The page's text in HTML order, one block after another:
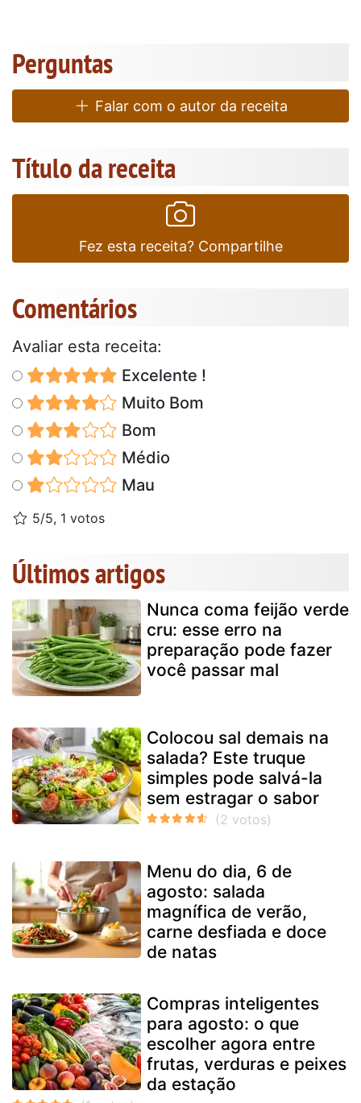
Perguntas
Falar com o autor da receita
Título da receita
Fez esta receita? Compartilhe
Comentários
Avaliar esta receita:
Excelente !
Muito Bom
Bom
Médio
Mau
5/5, 1 votos
Últimos artigos
Nunca coma feijão verde
cru: esse erro na
preparação pode fazer
você passar mal
Colocou sal demais na
salada? Este truque
simples pode salvá-la
sem estragar o sabor
Menu do dia, 6 de
agosto: salada
magnífica de verão,
carne desfiada e doce
de natas
Compras inteligentes
para agosto: o que
escolher agora entre
frutas, verduras e peixes
da estação